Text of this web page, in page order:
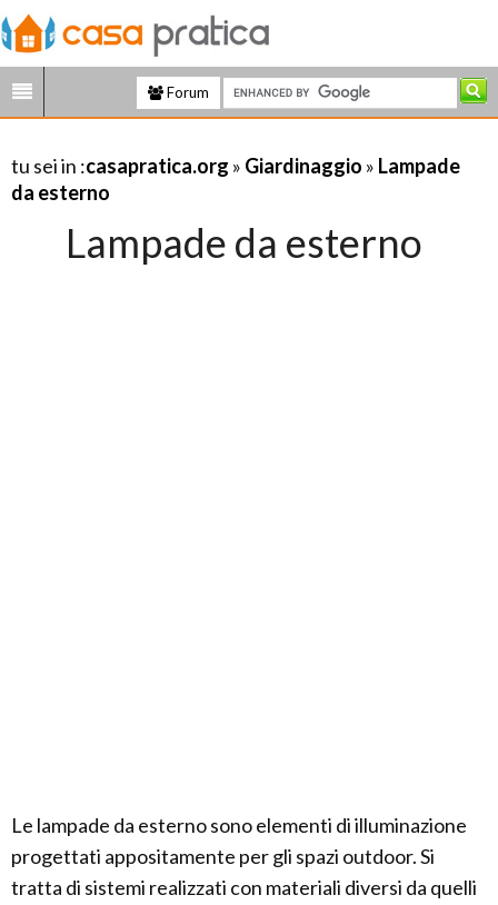
Forum
tu sei in :casapratica.org » Giardinaggio » Lampade
da esterno
Lampade da esterno
Le lampade da esterno sono elementi di illuminazione
progettati appositamente per gli spazi outdoor. Si
tratta di sistemi realizzati con materiali diversi da quelli